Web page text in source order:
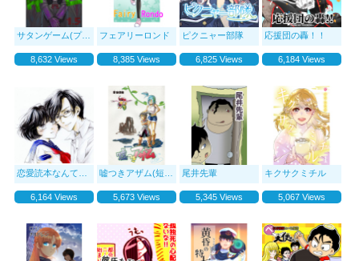
サタンゲーム(プロトタイプ)
8,632 Views
フェアリーロンド
8,385 Views
ピクニャー部隊
6,825 Views
応援団の轟！！
6,184 Views
恋愛読本なんていらない
6,164 Views
嘘つきアザム(短編)
5,673 Views
尾井先輩
5,345 Views
キクサクミチル
5,067 Views